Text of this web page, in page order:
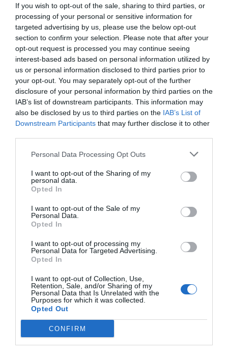
If you wish to opt-out of the sale, sharing to third parties, or
processing of your personal or sensitive information for
targeted advertising by us, please use the below opt-out
section to confirm your selection. Please note that after your
opt-out request is processed you may continue seeing
interest-based ads based on personal information utilized by
us or personal information disclosed to third parties prior to
your opt-out. You may separately opt-out of the further
disclosure of your personal information by third parties on the
IAB’s list of downstream participants. This information may
also be disclosed by us to third parties on the IAB’s List of
Downstream Participants that may further disclose it to other
Personal Data Processing Opt Outs
I want to opt-out of the Sharing of my
personal data.
Opted In
I want to opt-out of the Sale of my
Personal Data.
Opted In
I want to opt-out of processing my
Personal Data for Targeted Advertising.
Opted In
I want to opt-out of Collection, Use,
Retention, Sale, and/or Sharing of my
Personal Data that Is Unrelated with the
Purposes for which it was collected.
Opted Out
CONFIRM
Índex
Dazn
Movistar
Telefónica
PRO Women in Sports
Imprimir